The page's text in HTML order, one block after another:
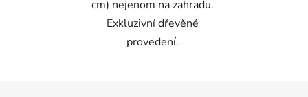
cm) nejenom na zahradu.
Exkluzivní dřevěné
provedení.